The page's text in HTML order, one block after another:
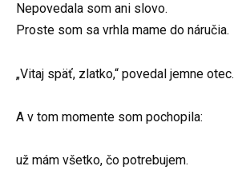
Nepovedala som ani slovo.
Proste som sa vrhla mame do náručia.
„Vitaj späť, zlatko,“ povedal jemne otec.
A v tom momente som pochopila:
už mám všetko, čo potrebujem.